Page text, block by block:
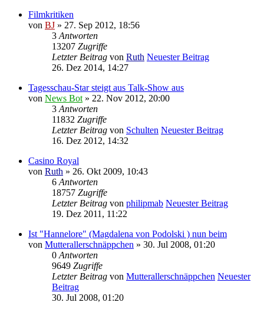
Filmkritiken
von BJ » 27. Sep 2012, 18:56
3 Antworten
13207 Zugriffe
Letzter Beitrag von Ruth Neuester Beitrag
26. Dez 2014, 14:27
Tagesschau-Star steigt aus Talk-Show aus
von News Bot » 22. Nov 2012, 20:00
3 Antworten
11832 Zugriffe
Letzter Beitrag von Schulten Neuester Beitrag
16. Dez 2012, 14:32
Casino Royal
von Ruth » 26. Okt 2009, 10:43
6 Antworten
18757 Zugriffe
Letzter Beitrag von philipmab Neuester Beitrag
19. Dez 2011, 11:22
Ist "Hannelore" (Magdalena von Podolski ) nun beim
von Mutterallerschnäppchen » 30. Jul 2008, 01:20
0 Antworten
9649 Zugriffe
Letzter Beitrag von Mutterallerschnäppchen Neuester
Beitrag
30. Jul 2008, 01:20